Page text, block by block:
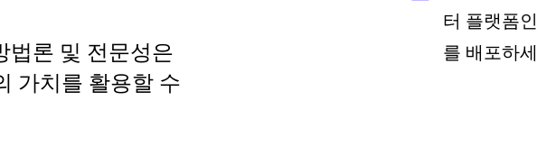
법론 및 전문성은
가치를 활용할 수
터 플랫폼
를 배포하